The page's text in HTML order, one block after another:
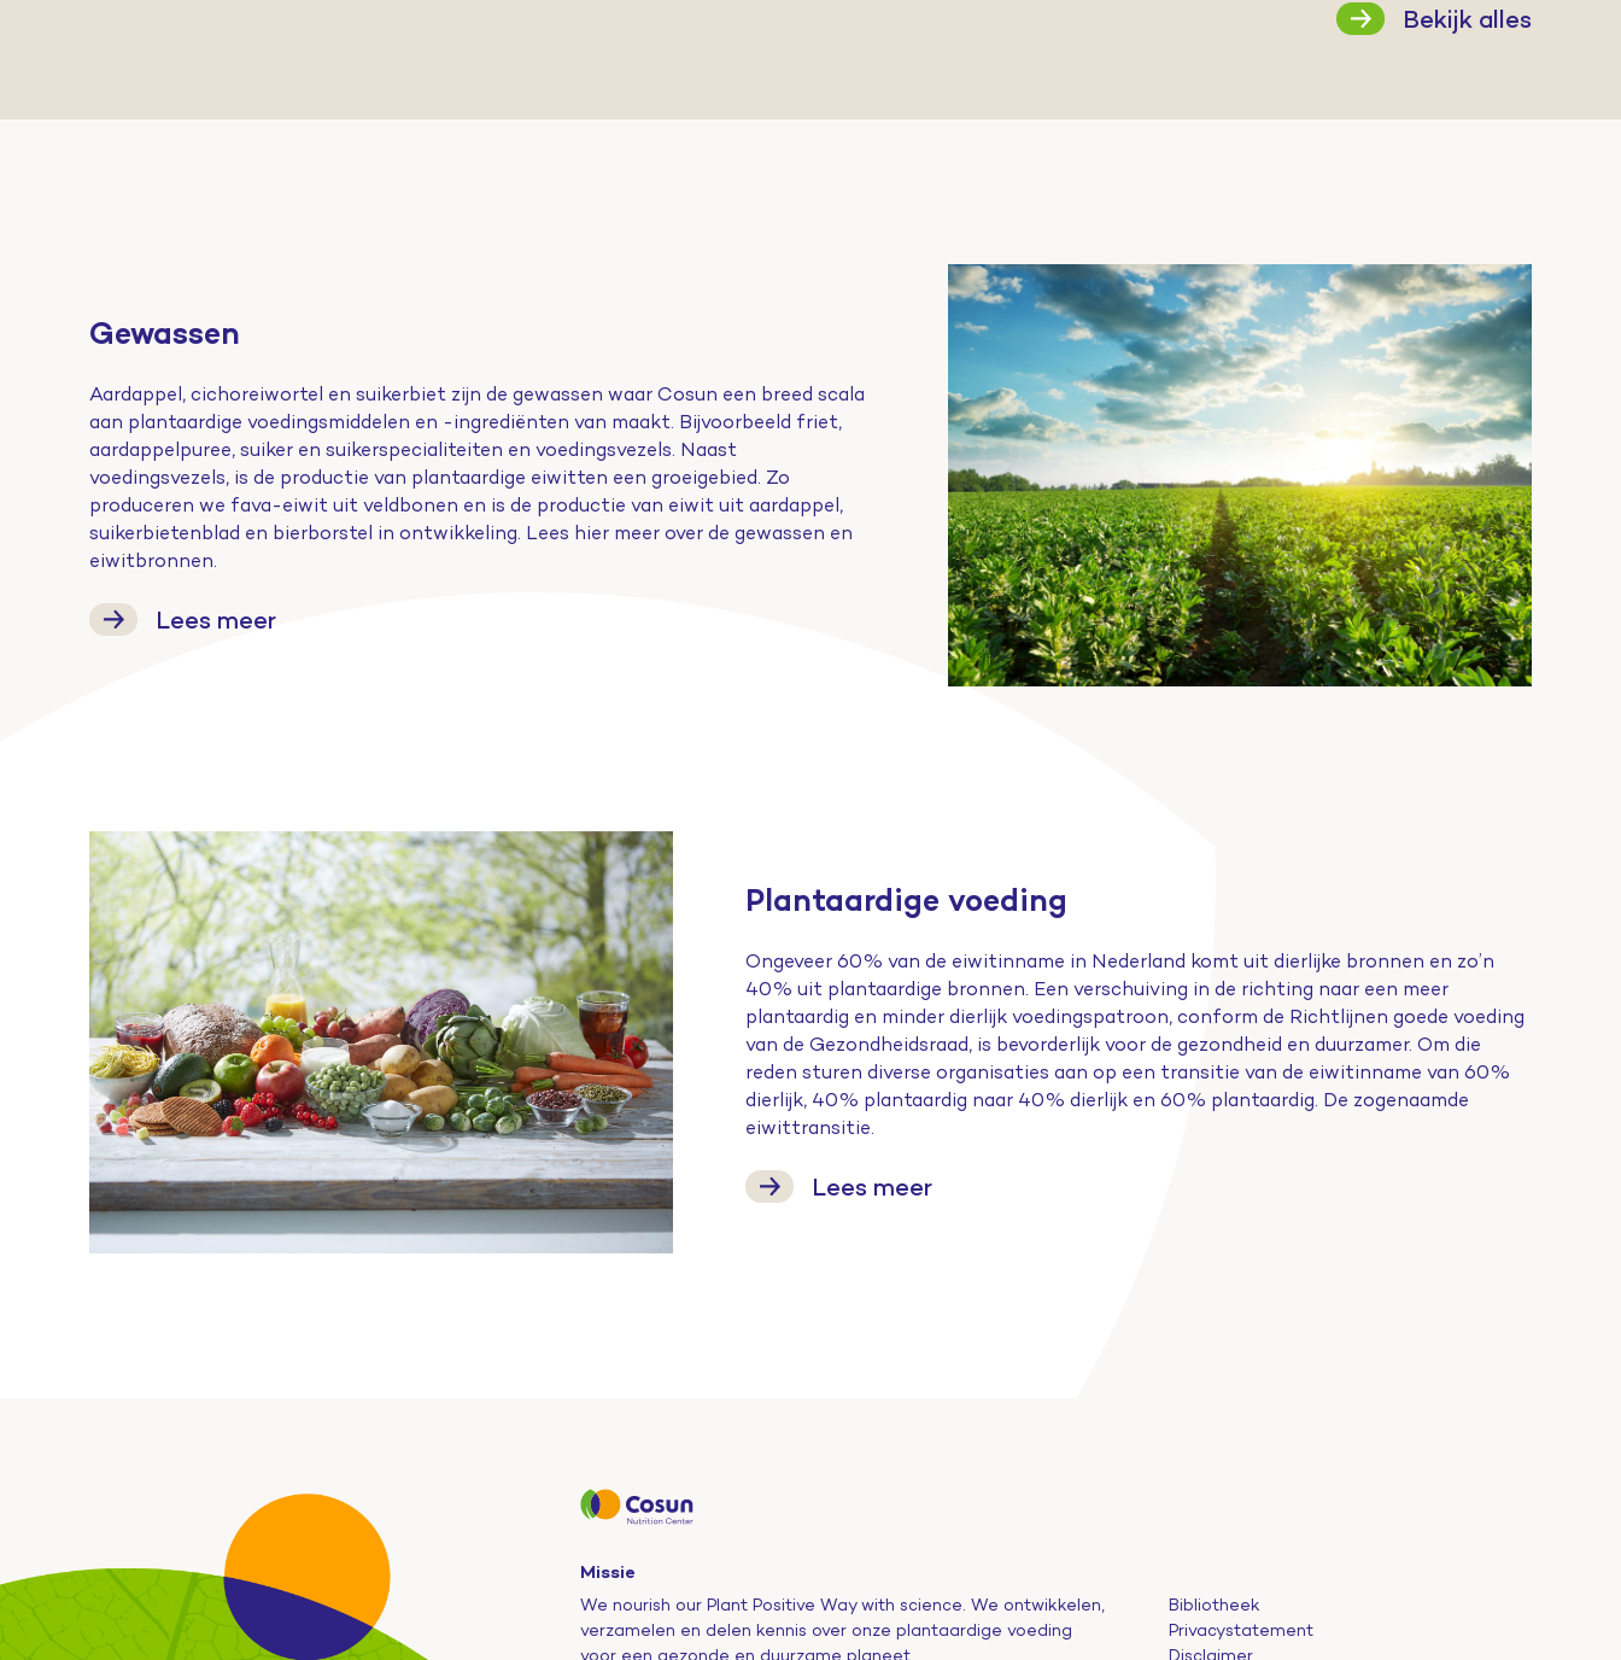
Bekijk alles
Gewassen
Aardappel, cichoreiwortel en suikerbiet zijn de gewassen waar Cosun een breed scala
aan plantaardige voedingsmiddelen en -ingrediënten van maakt. Bijvoorbeeld friet,
aardappelpuree, suiker en suikerspecialiteiten en voedingsvezels. Naast
voedingsvezels, is de productie van plantaardige eiwitten een groeigebied. Zo
produceren we fava-eiwit uit veldbonen en is de productie van eiwit uit aardappel,
suikerbietenblad en bierborstel in ontwikkeling. Lees hier meer over de gewassen en
eiwitbronnen.
Lees meer
Plantaardige voeding
Ongeveer 60% van de eiwitinname in Nederland komt uit dierlijke bronnen en zo’n
40% uit plantaardige bronnen. Een verschuiving in de richting naar een meer
plantaardig en minder dierlijk voedingspatroon, conform de Richtlijnen goede voeding
van de Gezondheidsraad, is bevorderlijk voor de gezondheid en duurzamer. Om die
reden sturen diverse organisaties aan op een transitie van de eiwitinname van 60%
dierlijk, 40% plantaardig naar 40% dierlijk en 60% plantaardig. De zogenaamde
eiwittransitie.
Lees meer
Missie
We nourish our Plant Positive Way with science. We ontwikkelen,
verzamelen en delen kennis over onze plantaardige voeding
voor een gezonde en duurzame planeet.
Bibliotheek
Privacystatement
Disclaimer